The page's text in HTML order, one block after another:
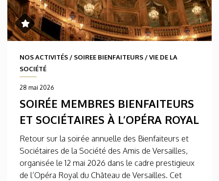
NOS ACTIVITÉS / SOIREE BIENFAITEURS /VIE DE LA
SOCIÉTÉ
28 mai 2026
SOIRÉE MEMBRES BIENFAITEURS
ET SOCIÉTAIRES À L’OPÉRA ROYAL
Retour sur la soirée annuelle des Bienfaiteurs et
Sociétaires de la Société des Amis de Versailles,
organisée le 12 mai 2026 dans le cadre prestigieux
de l’Opéra Royal du Château de Versailles. Cet